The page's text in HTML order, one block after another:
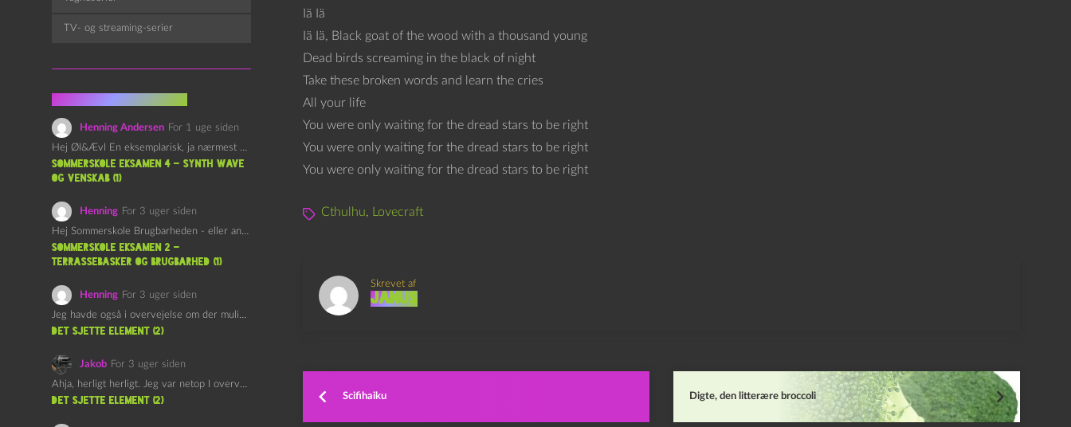
Iä Iä
Iä Iä, Black goat of the wood with a thousand young
Dead birds screaming in the black of night
Take these broken words and learn the cries
All your life
You were only waiting for the dread stars to be right
You were only waiting for the dread stars to be right
You were only waiting for the dread stars to be right
Cthulhu, Lovecraft
Skrevet af
Janus
Scifihaiku Digte, den litterære broccoli
TV- og streaming-serier
Henning Andersen For 1 uge siden
Hej Øl&Ævl En eksemplarisk, ja nærmest yndefuld, afslutning på SOMMERSKOLEN.…
Sommerskole Eksamen 4 – Synth Wave
og Venskab (1)
Henning For 3 uger siden
Hej Sommerskole Brugbarheden - eller anvendeligheden - af "Øl&Ævl" er…
Sommerskole Eksamen 2 –
Terrassebasker og Brugbarhed (1)
Henning For 3 uger siden
Jeg havde også i overvejelse om der muligvis kunne være…
det sjette element (2)
Jakob For 3 uger siden
Ahja, herligt herligt. Jeg var netop I overvejelser om at…
det sjette element (2)